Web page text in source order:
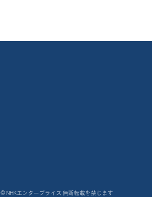
© NHKエンタープライズ 無断転載を禁じます